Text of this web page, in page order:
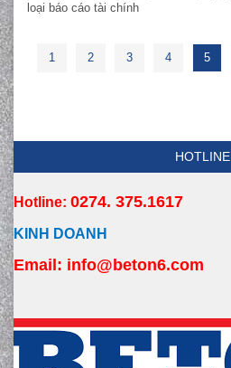
loại báo cáo tài chính
1 2 3 4 5
HOTLINE
Hotline: 0274. 375.1617
KINH DOANH
Email: info@beton6.com